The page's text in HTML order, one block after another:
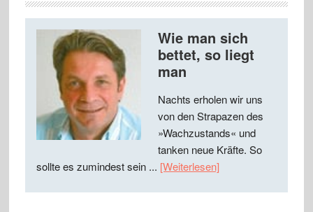
Wie man sich
bettet, so liegt
man
Nachts erholen wir uns
von den Strapazen des
»Wachzustands« und
tanken neue Kräfte. So
sollte es zumindest sein ... [Weiterlesen]